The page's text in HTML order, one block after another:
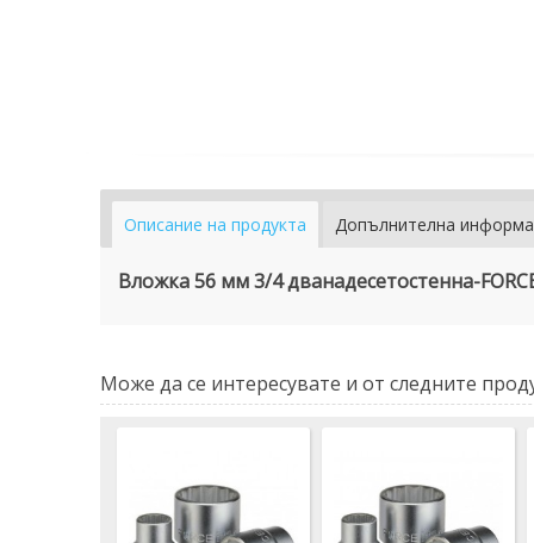
Описание на продукта Допълнителна
Вложка 56 мм 3/4 дванадесетостенна-
Може да се интересувате и от следните